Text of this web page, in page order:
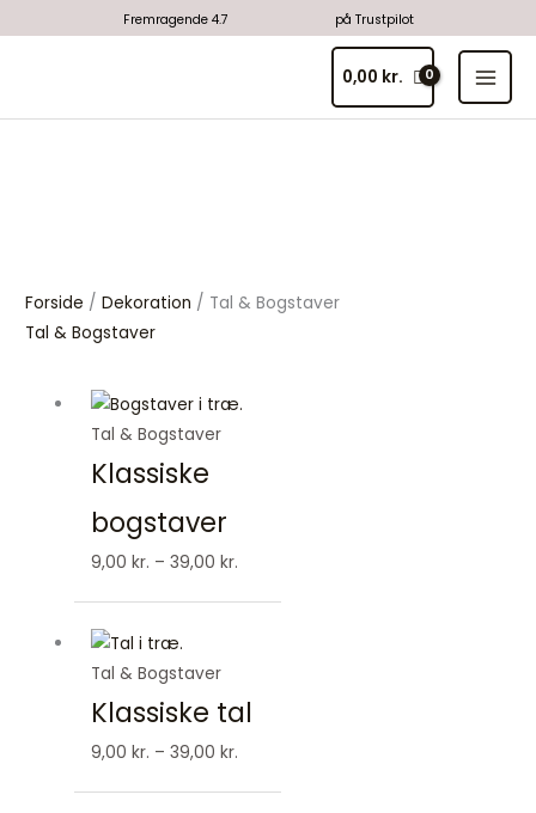
til
Fremragende 4.7 på Trustpilot
0,00 kr.
Forside /Dekoration / Tal & Bogstaver
Tal & Bogstaver
Tal & Bogstaver
Klassiske
bogstaver
9,00 kr. – 39,00 kr.
9,00 kr.
Tal & Bogstaver
Klassiske tal
9,00 kr. – 39,00 kr.
39,00 kr.